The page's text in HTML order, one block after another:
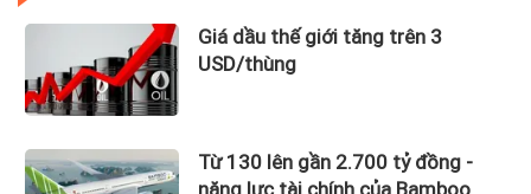
Giá dầu thế giới tăng trên 3
USD/thùng
Từ 130 lên gần 2.700 tỷ đồng -
năng lực tài chính của Bamboo